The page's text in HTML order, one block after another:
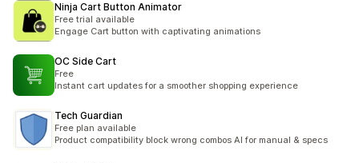
Ninja Cart Button Animator
Free trial available
Engage Cart button with captivating animations
OC Side Cart
Free
Instant cart updates for a smoother shopping experience
Tech Guardian
Free plan available
Product compatibility block wrong combos AI for manual & specs